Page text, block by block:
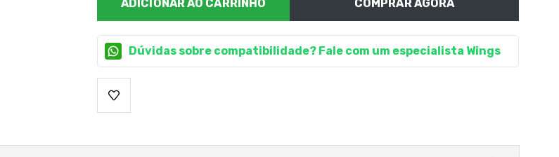
COMPRAR AGORA
Dúvidas sobre compatibilidade? Fale com um especialista Wings